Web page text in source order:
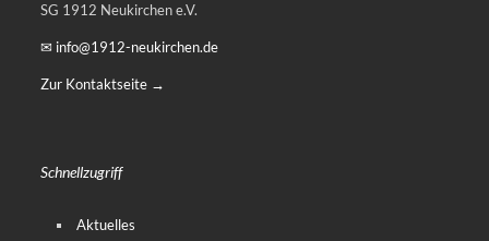
SG 1912 Neukirchen e.V.
✉ info@1912-neukirchen.de
Zur Kontaktseite →
Schnellzugriff
Aktuelles